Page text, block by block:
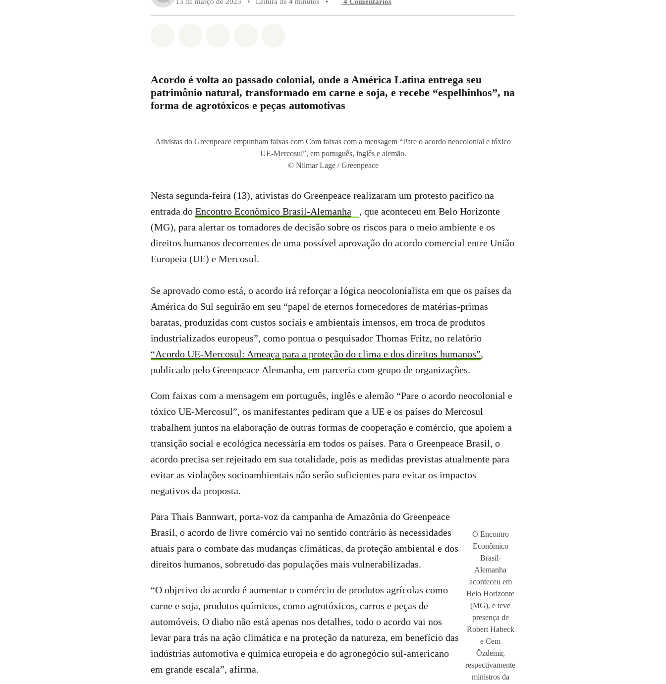
Acordo é volta ao passado colonial, onde a América Latina entrega seu
patrimônio natural, transformado em carne e soja, e recebe “espelhinhos”, na
forma de agrotóxicos e peças automotivas
Ativistas do Greenpeace empunham faixas com Com faixas com a mensagem “Pare o acordo neocolonial e tóxico
UE-Mercosul”, em português, inglês e alemão.
© Nilmar Lage / Greenpeace
Nesta segunda-feira (13), ativistas do Greenpeace realizaram um protesto pacífico na
entrada do Encontro Econômico Brasil-Alemanha
, que aconteceu em Belo Horizonte
(MG), para alertar os tomadores de decisão sobre os riscos para o meio ambiente e os
direitos humanos decorrentes de uma possível aprovação do acordo comercial entre União
Europeia (UE) e Mercosul.
Se aprovado como está, o acordo irá reforçar a lógica neocolonialista em que os países da
América do Sul seguirão em seu “papel de eternos fornecedores de matérias-primas
baratas, produzidas com custos sociais e ambientais imensos, em troca de produtos
industrializados europeus”, como pontua o pesquisador Thomas Fritz, no relatório
“Acordo UE-Mercosul: Ameaça para a proteção do clima e dos direitos humanos”,
publicado pelo Greenpeace Alemanha, em parceria com grupo de organizações.
Com faixas com a mensagem em português, inglês e alemão “Pare o acordo neocolonial e
tóxico UE-Mercosul”, os manifestantes pediram que a UE e os países do Mercosul
trabalhem juntos na elaboração de outras formas de cooperação e comércio, que apoiem a
transição social e ecológica necessária em todos os países. Para o Greenpeace Brasil, o
acordo precisa ser rejeitado em sua totalidade, pois as medidas previstas atualmente para
evitar as violações socioambientais não serão suficientes para evitar os impactos
negativos da proposta.
O Encontro
Econômico
Brasil-
Alemanha
aconteceu em
Belo Horizonte
(MG), e teve
presença de
Robert Habeck
e Cem
Özdemir,
respectivamente
ministros da
Para Thais Bannwart, porta-voz da campanha de Amazônia do Greenpeace
Brasil, o acordo de livre comércio vai no sentido contrário às necessidades
atuais para o combate das mudanças climáticas, da proteção ambiental e dos
direitos humanos, sobretudo das populações mais vulnerabilizadas.
“O objetivo do acordo é aumentar o comércio de produtos agrícolas como
carne e soja, produtos químicos, como agrotóxicos, carros e peças de
automóveis. O diabo não está apenas nos detalhes, todo o acordo vai nos
levar para trás na ação climática e na proteção da natureza, em benefício das
indústrias automotiva e química europeia e do agronegócio sul-americano
em grande escala”, afirma.